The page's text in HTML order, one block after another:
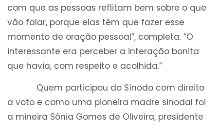
com que as pessoas reflitam bem sobre o que
vão falar, porque elas têm que fazer esse
momento de oração pessoal”, completa. “O
interessante era perceber a interação bonita
que havia, com respeito e acolhida.”
Quem participou do Sínodo com direito
a voto e como uma pioneira madre sinodal foi
a mineira Sônia Gomes de Oliveira, presidente